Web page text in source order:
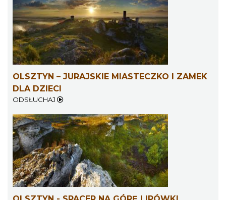
OLSZTYN – JURAJSKIE MIASTECZKO I ZAMEK
DLA DZIECI
ODSŁUCHAJ